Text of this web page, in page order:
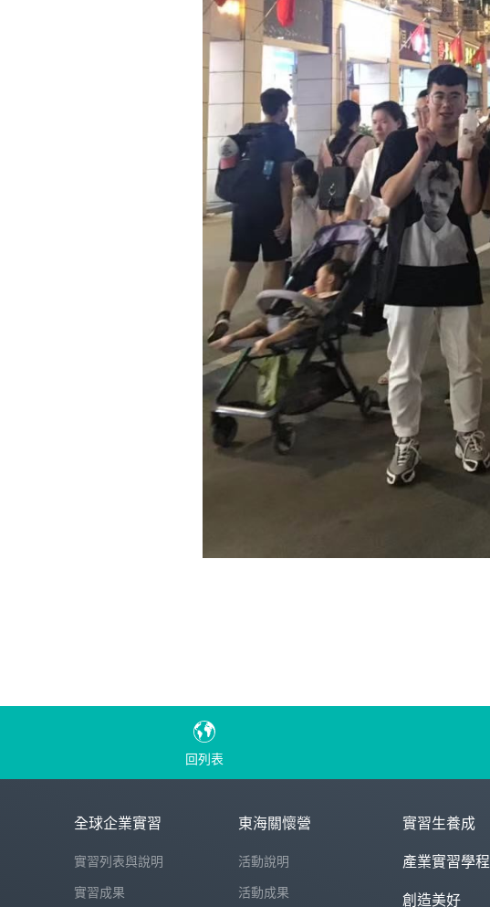
回列表
全球企業實習
實習列表與說明
實習成果
東海關懷營
活動說明
活動成果
實習生養成
產業實習學程
創造美好